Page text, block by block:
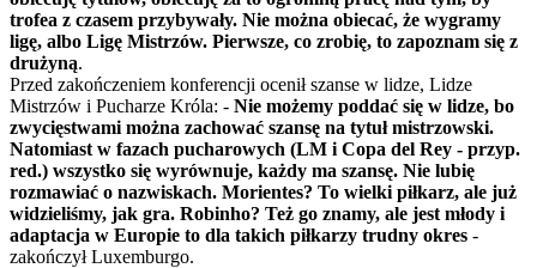
trofea z czasem przybywały. Nie można obiecać, że wygramy
ligę, albo Ligę Mistrzów. Pierwsze, co zrobię, to zapoznam się z
drużyną.
Przed zakończeniem konferencji ocenił szanse w lidze, Lidze
Mistrzów i Pucharze Króla: - Nie możemy poddać się w lidze, bo
zwycięstwami można zachować szansę na tytuł mistrzowski.
Natomiast w fazach pucharowych (LM i Copa del Rey - przyp.
red.) wszystko się wyrównuje, każdy ma szansę. Nie lubię
rozmawiać o nazwiskach. Morientes? To wielki piłkarz, ale już
widzieliśmy, jak gra. Robinho? Też go znamy, ale jest młody i
adaptacja w Europie to dla takich piłkarzy trudny okres -
zakończył Luxemburgo.